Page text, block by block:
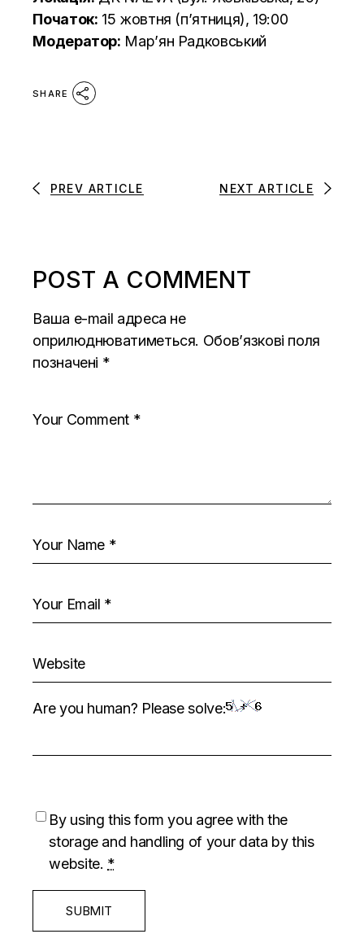
Початок: 15 жовтня (п’ятниця), 19:00
Модератор: Мар’ян Радковський
SHARE
PREV ARTICLE NEXT ARTICLE
POST A COMMENT
Ваша e-mail адреса не
оприлюднюватиметься. Обов’язкові поля
позначені *
Are you human? Please solve:
By using this form you agree with the
storage and handling of your data by this
website. *
SUBMIT